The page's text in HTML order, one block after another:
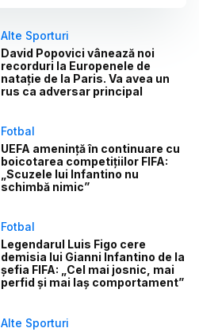
Alte Sporturi
David Popovici vânează noi
recorduri la Europenele de
natație de la Paris. Va avea un
rus ca adversar principal
Fotbal
UEFA amenință în continuare cu
boicotarea competițiilor FIFA:
„Scuzele lui Infantino nu
schimbă nimic”
Fotbal
Legendarul Luis Figo cere
demisia lui Gianni Infantino de la
șefia FIFA: „Cel mai josnic, mai
perfid și mai laș comportament”
Alte Sporturi